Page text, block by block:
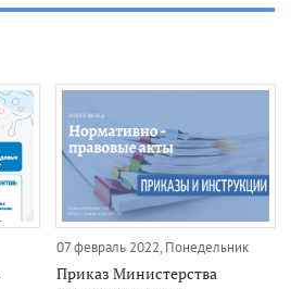
07 февраль 2022, Понедельник
Приказ Министерства